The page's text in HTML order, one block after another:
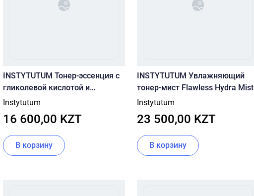
INSTYTUTUM Тонер-эссенция с
гликолевой кислотой и
ниацинамидом Resurfacing
Instytutum
16 600,00 KZT
В корзину
INSTYTUTUM Увлажняющий
тонер-мист Flawless Hydra Mist
100 ml
Instytutum
23 500,00 KZT
В корзину